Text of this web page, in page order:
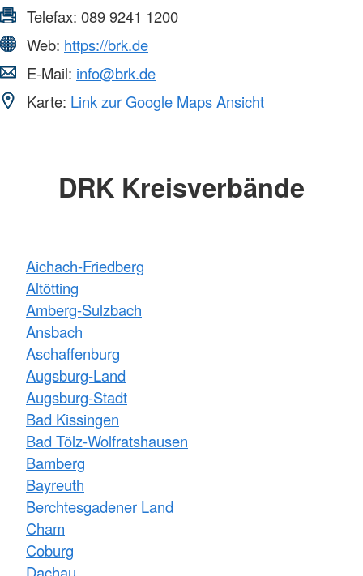
Telefax: 089 9241 1200
Web: https://brk.de
E-Mail: info@brk.de
Karte: Link zur Google Maps Ansicht
DRK Kreisverbände
Aichach-Friedberg
Altötting
Amberg-Sulzbach
Ansbach
Aschaffenburg
Augsburg-Land
Augsburg-Stadt
Bad Kissingen
Bad Tölz-Wolfratshausen
Bamberg
Bayreuth
Berchtesgadener Land
Cham
Coburg
Dachau